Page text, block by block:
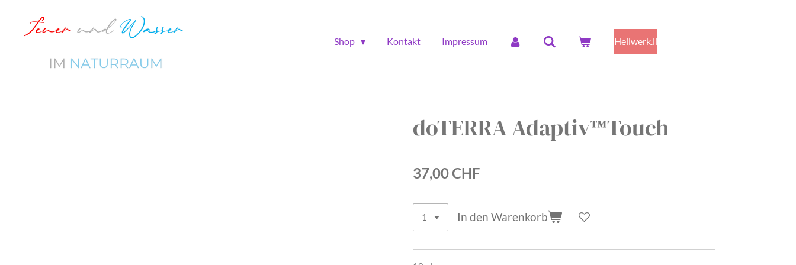
Hauptinhalt
Shop Kontakt Impressum Heilwerk.li
dōTERRA Adaptiv™Touch
37,00 CHF
In den Warenkorb